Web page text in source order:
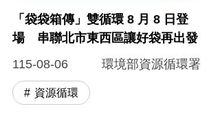
「袋袋箱傳」雙循環 8 月 8 日登
場 串聯北市東西區讓好袋再出發
115-08-06
環境部資源循環署
資源循環